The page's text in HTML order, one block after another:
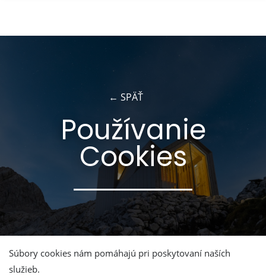
← SPÄŤ
Používanie
Cookies
Súbory cookies nám pomáhajú pri poskytovaní naších
služieb.